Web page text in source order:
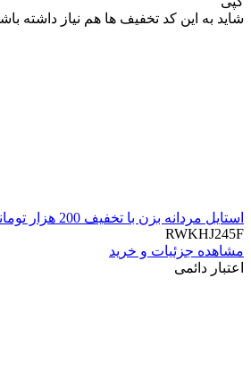
شاید به این کد تخفیف ها هم نیاز داشته
استایل مردانه بزن با تخفیف 200 هزار تومانی دیجی استایل
RWKHJ245F
مشاهده جزئیات و خرید
اعتبار دائمی